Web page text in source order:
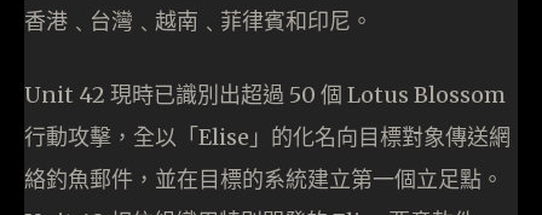
香港﹑台灣﹑越南﹑菲律賓和印尼。
Unit 42 現時已識別出超過 50 個 Lotus Blossom
行動攻擊，全以「Elise」的化名向目標對象傳送網
絡釣魚郵件，並在目標的系統建立第一個立足點。